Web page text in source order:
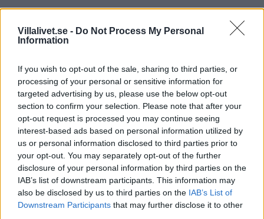
Villalivet.se - Do Not Process My Personal
Information
If you wish to opt-out of the sale, sharing to third parties, or
processing of your personal or sensitive information for
targeted advertising by us, please use the below opt-out
section to confirm your selection. Please note that after your
opt-out request is processed you may continue seeing
interest-based ads based on personal information utilized by
us or personal information disclosed to third parties prior to
your opt-out. You may separately opt-out of the further
disclosure of your personal information by third parties on the
IAB’s list of downstream participants. This information may
also be disclosed by us to third parties on the IAB’s List of
Downstream Participants that may further disclose it to other
Beskrivning
Den hållbara takrännan
Garanti: 25 år
Viktigt: Kan användas i alla områden, utan risk för skador av
saltmättad och förorenad luft.
Plast takrännor har länge varit populära, för att de behåller
det vackra utseendet år efter år.
De påverkas inte av luftförorening, solens ultravioletta